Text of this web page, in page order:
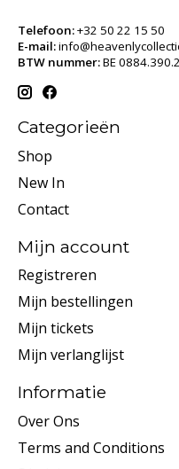
Telefoon:+32 50 22 15 50
E-mail:
BTW nummer:BE
Categorieën
Shop
New In
Contact
Mijn account
Registreren
Mijn bestellingen
Mijn tickets
Mijn verlanglijst
Informatie
Over Ons
Terms and Conditions